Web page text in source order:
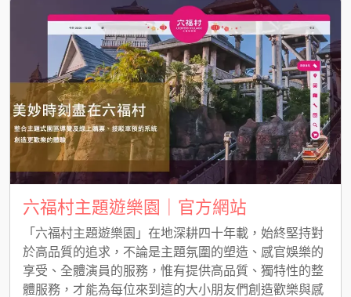
六福村主題遊樂園｜官方網站
「六福村主題遊樂園」在地深耕四十年載，始終堅持對
於高品質的追求，不論是主題氛圍的塑造、感官娛樂的
享受、全體演員的服務，惟有提供高品質、獨特性的整
體服務，才能為每位來到這的大小朋友們創造歡樂與感